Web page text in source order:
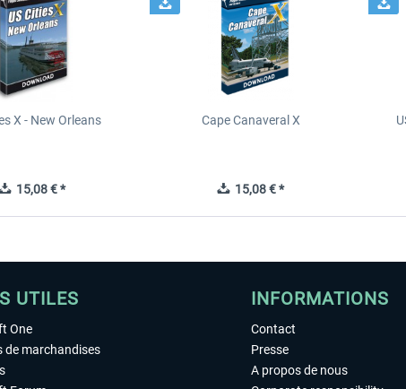
X - New Orleans
15,08 € *
Cape Canaveral X
15,08 € *
UTILES
One
de marchandises
INFORMATIONS
Contact
Presse
A propos de nous